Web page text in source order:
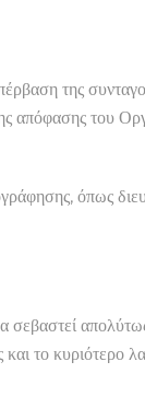
της
απόφασης του
όπως
απολύτως
το κυριότερο